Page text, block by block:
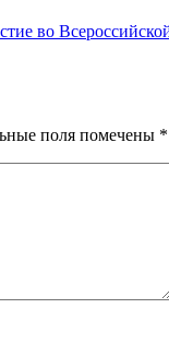
во
поля помечены *